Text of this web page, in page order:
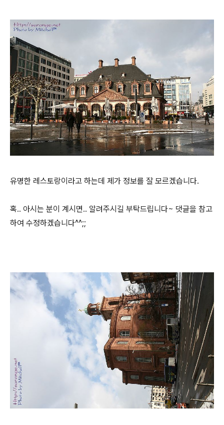
유명한 레스토랑이라고 하는데 제가 정보를 잘 모르겠습니다.
혹.. 아시는 분이 계시면.. 알려주시길 부탁드립니다~ 댓글을 참고
하여 수정하겠습니다^^;;